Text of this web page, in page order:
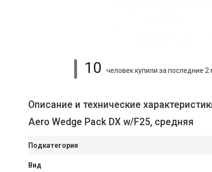
10 человек купили за последние 2
Описание и технические
Aero Wedge Pack DX w/F25, средняя
Подкатегория
Вид